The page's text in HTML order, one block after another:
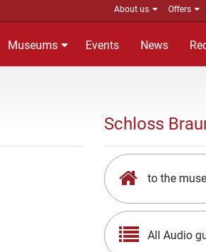
About us Offers
Museums Events News
Schloss
to the
All Audio